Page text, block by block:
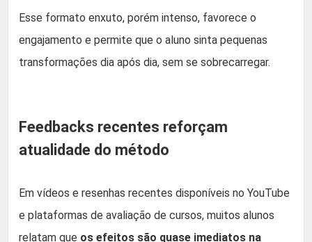
Esse formato enxuto, porém intenso, favorece o
engajamento e permite que o aluno sinta pequenas
transformações dia após dia, sem se sobrecarregar.
Feedbacks recentes reforçam
atualidade do método
Em vídeos e resenhas recentes disponíveis no YouTube
e plataformas de avaliação de cursos, muitos alunos
relatam que os efeitos são quase imediatos na